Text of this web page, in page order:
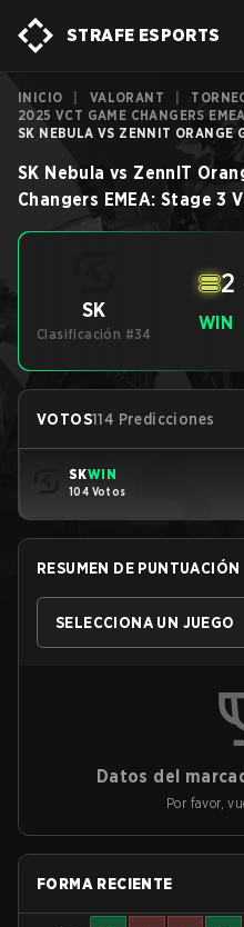
STRAFE ESPORTS
INICIO VALORANT
2025 VCT GAME CHANGERS
SK NEBULA VS ZENNIT ORANGE
SK Nebula vs ZennIT
Changers EMEA: Stage 3
SK
Clasificación #34
WIN
2
VOTOS114 Predicciones
SKWIN
104 Votos
RESUMEN DE PUNTUACIÓN
SELECCIONA UN JUEGO
Datos del
Por favor,
FORMA RECIENTE